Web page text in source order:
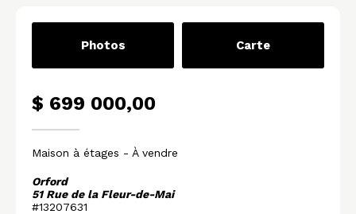
Photos Carte
$ 699 000,00
Maison à étages - À vendre
Orford
51 Rue de la Fleur-de-Mai
#13207631